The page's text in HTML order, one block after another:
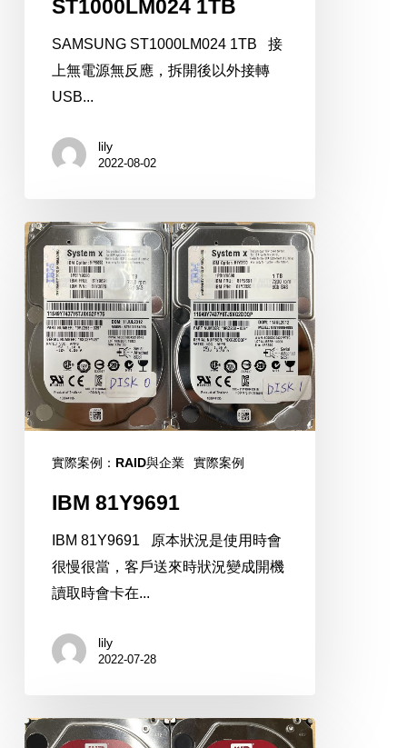
ST1000LM024 1TB
SAMSUNG ST1000LM024 1TB 接
上無電源無反應，拆開後以外接轉
USB...
lily
2022-08-02
IBM
81Y9691
實際案例：RAID與企業 實際案例
IBM 81Y9691
IBM 81Y9691 原本狀況是使用時會
很慢很當，客戶送來時狀況變成開機
讀取時會卡在...
lily
2022-07-28
Synology